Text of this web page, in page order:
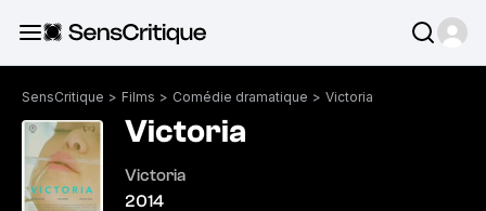
SensCritique > Films > Comédie dramatique > Victoria
Victoria
Victoria
2014